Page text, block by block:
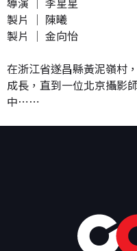
製片 │ 陳曦
製片 │ 金向怡
在浙江省遂昌縣黃泥嶺村
成長，直到一位北京攝影
中⋯⋯